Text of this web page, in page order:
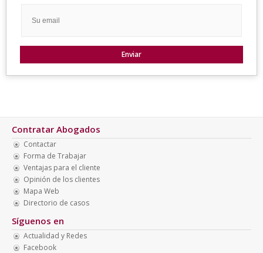
Contratar Abogados
Contactar
Forma de Trabajar
Ventajas para el cliente
Opinión de los clientes
Mapa Web
Directorio de casos
Síguenos en
Actualidad y Redes
Facebook